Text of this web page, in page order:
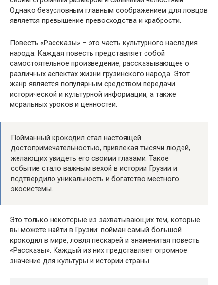
Однако безусловным главным соображением для ловцов
является превышение превосходства и храбрости.
Повесть «Рассказы» – это часть культурного наследия
народа. Каждая повесть представляет собой
самостоятельное произведение, рассказывающее о
различных аспектах жизни грузинского народа. Этот
жанр является популярным средством передачи
исторической и культурной информации, а также
моральных уроков и ценностей.
Пойманный крокодил стал настоящей
достопримечательностью, привлекая тысячи людей,
желающих увидеть его своими глазами. Такое
событие стало важным вехой в истории Грузии и
подтвердило уникальность и богатство местного
экосистемы.
Это только некоторые из захватывающих тем, которые
вы можете найти в Грузии: пойман самый большой
крокодил в мире, ловля пескарей и знаменитая повесть
«Рассказы». Каждый из них представляет огромное
значение для культуры и истории страны.